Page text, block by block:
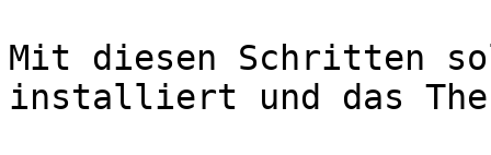
Mit diesen Schritten
installiert und das